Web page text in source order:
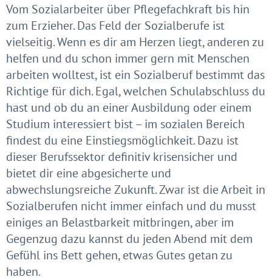
Vom Sozialarbeiter über Pflegefachkraft bis hin
zum Erzieher. Das Feld der Sozialberufe ist
vielseitig. Wenn es dir am Herzen liegt, anderen zu
helfen und du schon immer gern mit Menschen
arbeiten wolltest, ist ein Sozialberuf bestimmt das
Richtige für dich. Egal, welchen Schulabschluss du
hast und ob du an einer Ausbildung oder einem
Studium interessiert bist – im sozialen Bereich
findest du eine Einstiegsmöglichkeit. Dazu ist
dieser Berufssektor definitiv krisensicher und
bietet dir eine abgesicherte und
abwechslungsreiche Zukunft. Zwar ist die Arbeit in
Sozialberufen nicht immer einfach und du musst
einiges an Belastbarkeit mitbringen, aber im
Gegenzug dazu kannst du jeden Abend mit dem
Gefühl ins Bett gehen, etwas Gutes getan zu
haben.